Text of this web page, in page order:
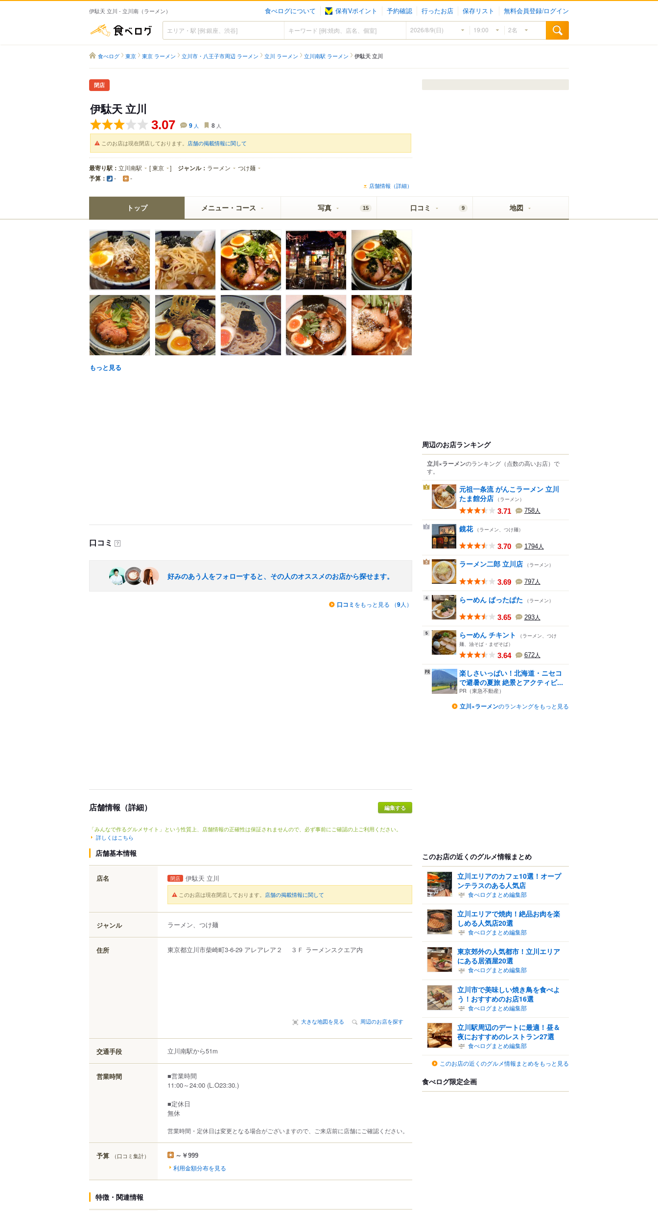
伊駄天 立川 - 立川南（ラーメン） 食べログについて 保有Vポイント 予約確認 行ったお店 保存リスト 無料会員登録/ログイン
食べログ
食べログ 東京 東京 ラーメン 立川市・八王子市周辺 ラーメン 立川 ラーメン 立川南駅 ラーメン 伊駄天 立川
閉店
伊駄天 立川
3.07 9 人 8 人
このお店は現在閉店しております。 店舗の掲載情報に関して
最寄り駅： 立川南駅 [東京 ] ジャンル： ラーメン つけ麺
予算： - -
店舗情報（詳細）
トップ メニュー・コース 写真 15 口コミ 9 地図
もっと見る
口コミ ？
好みのあう人をフォローすると、その人のオススメのお店から探せます。
口コミ をもっと見る （9人）
店舗情報（詳細） 編集する
「みんなで作るグルメサイト」という性質上、店舗情報の正確性は保証されませんので、必ず事前にご確認の上ご利用ください。
詳しくはこちら
店舗基本情報
店名 閉店 伊駄天 立川
このお店は現在閉店しております。 店舗の掲載情報に関して
ジャンル ラーメン、つけ麺
住所 東京都立川市柴崎町3-6-29 アレアレア２ ３Ｆ ラーメンスクエア内
大きな地図を見る 周辺のお店を探す
交通手段 立川南駅から51m
営業時間
■営業時間
11:00～24:00 (L.O23:30.)
■定休日
無休
営業時間・定休日は変更となる場合がございますので、ご来店前に店舗にご確認ください。
予算 （口コミ集計） ～￥999
利用金額分布を見る
特徴・関連情報
周辺のお店ランキング
立川×ラーメンのランキング （点数の高いお店） で
す。
1
元祖一条流 がんこラーメン 立川
たま館分店 （ラーメン）
3.71 758人
2 鏡花 （ラーメン、つけ麺）
3.70 1794人
3 ラーメン二郎 立川店 （ラーメン）
3.69 797人
4 らーめん ぱったぱた （ラーメン）
3.65 293人
5 らーめん チキント
（ラーメン、つけ
麺、油そば・まぜそば）
3.64 672人
楽しさいっぱい！北海道・ニセコ
で避暑の夏旅 絶景とアクティビ...
PR（東急不動産）
立川×ラーメンのランキングをもっと見る
このお店の近くのグルメ情報まとめ
立川エリアのカフェ10選！オープ
ンテラスのある人気店
食べログまとめ編集部
立川エリアで焼肉！絶品お肉を楽
しめる人気店20選
食べログまとめ編集部
東京郊外の人気都市！立川エリア
にある居酒屋20選
食べログまとめ編集部
立川市で美味しい焼き鳥を食べよ
う！おすすめのお店16選
食べログまとめ編集部
立川駅周辺のデートに最適！昼＆
夜におすすめのレストラン27選
食べログまとめ編集部
このお店の近くのグルメ情報まとめをもっと見る
食べログ限定企画